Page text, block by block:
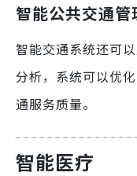
智能公共交通管
智能交通系统还可
分析，系统可以优
通服务质量。
智能医疗